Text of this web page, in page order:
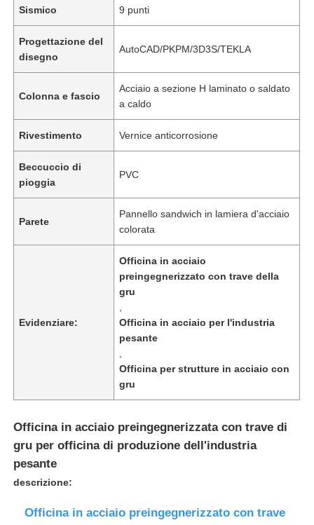
Casa
Sismico 9 punti
Progettazione del
disegno
AutoCAD/PKPM/3D3S/TEKLA
Colonna e fascio
Acciaio a sezione H laminato o saldato
a caldo
Rivestimento Vernice anticorrosione
Beccuccio di
pioggia
PVC
Parete
Pannello sandwich in lamiera d'acciaio
colorata
Evidenziare:
Officina in acciaio
preingegnerizzato con trave della
gru
Officina in acciaio per l'industria
pesante
Officina per strutture in acciaio con
gru
Officina in acciaio preingegnerizzata con trave di
gru per officina di produzione dell'industria
pesante
descrizione:
Officina in acciaio preingegnerizzato con trave